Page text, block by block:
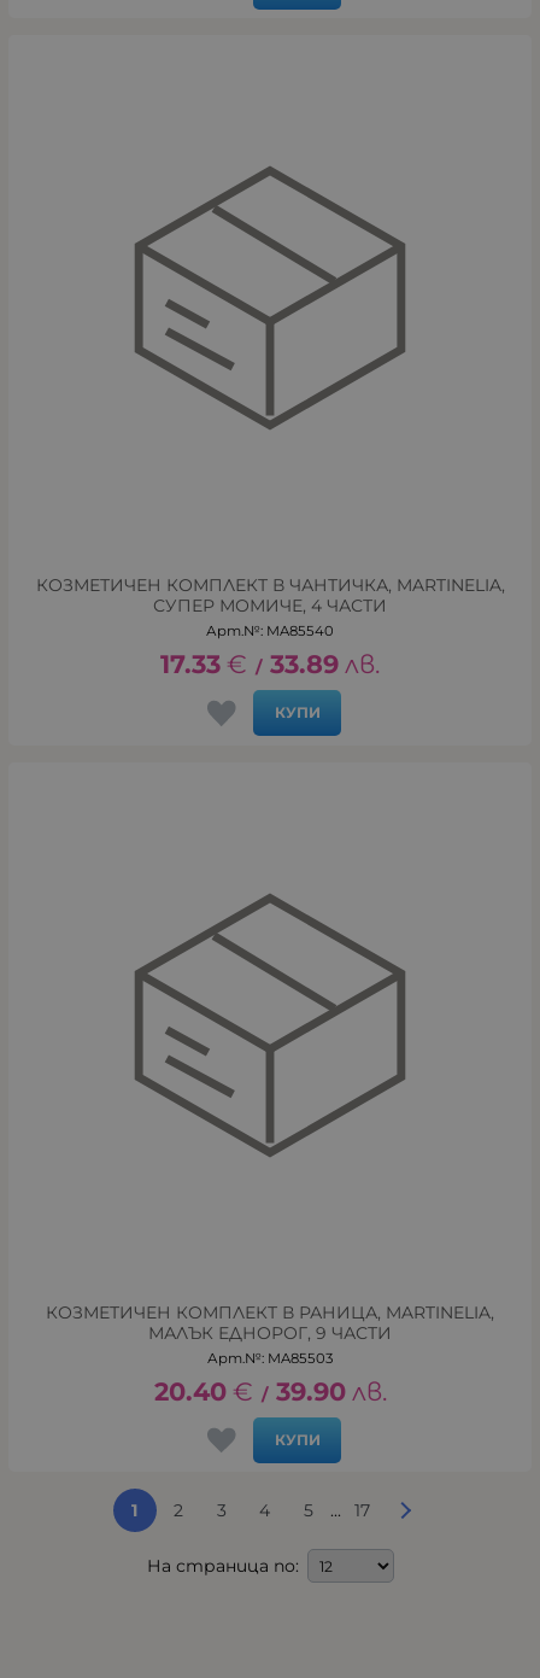
КОЗМЕТИЧЕН КОМПЛЕКТ В ЧАНТИЧКА, MARTINELIA,
СУПЕР МОМИЧЕ, 4 ЧАСТИ
Арт.№: MA85540
17.33 € / 33.89 лв.
КУПИ
КОЗМЕТИЧЕН КОМПЛЕКТ В РАНИЦА, MARTINELIA,
МАЛЪК ЕДНОРОГ, 9 ЧАСТИ
Арт.№: MA85503
20.40 € / 39.90 лв.
КУПИ
1 2 3 4 5 ... 17
На страница по: